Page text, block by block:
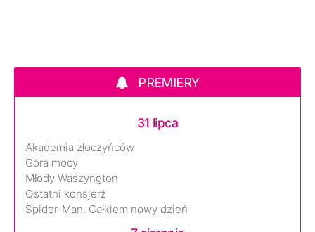
PREMIERY
31 lipca
Akademia złoczyńców
Góra mocy
Młody Waszyngton
Ostatni konsjerż
Spider-Man. Całkiem nowy dzień